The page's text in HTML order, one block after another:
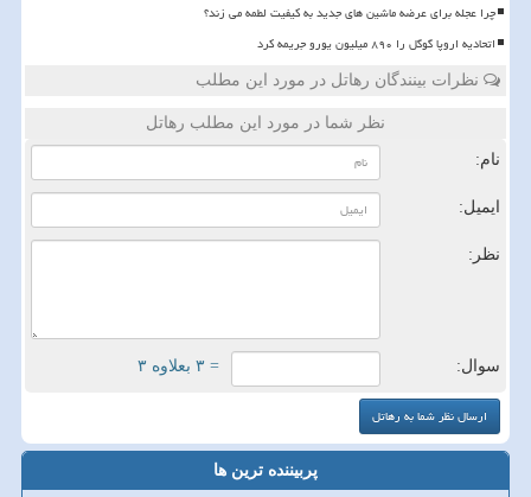
چرا عجله برای عرضه ماشین های جدید به کیفیت لطمه می زند؟
اتحادیه اروپا گوگل را ۸۹۰ میلیون یورو جریمه کرد
نظرات بینندگان رهاتل در مورد این مطلب
نظر شما در مورد این مطلب رهاتل
نام:
ایمیل:
نظر:
سوال: = ۳ بعلاوه ۳
پربیننده ترین ها